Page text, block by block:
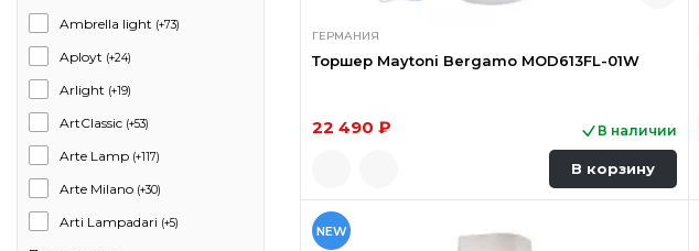
Ambrella light (+73)
Aployt (+24)
Arlight (+19)
ArtClassic (+53)
Arte Lamp (+117)
Arte Milano (+30)
Arti Lampadari (+5)
ГЕРМАНИЯ
Торшер Maytoni Bergamo MOD613FL-01W
22 490 ₽ В наличии
В корзину
NEW